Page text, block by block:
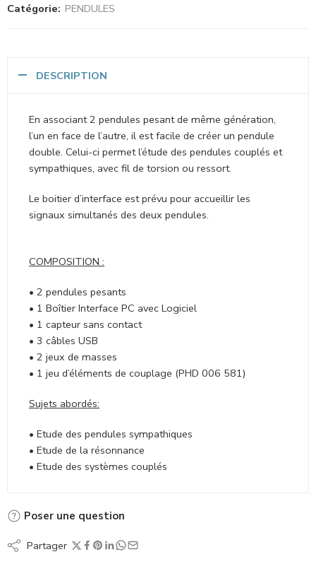
Catégorie: PENDULES
DESCRIPTION
En associant 2 pendules pesant de même génération,
l’un en face de l’autre, il est facile de créer un pendule
double. Celui-ci permet l’étude des pendules couplés et
sympathiques, avec fil de torsion ou ressort.
Le boitier d’interface est prévu pour accueillir les
signaux simultanés des deux pendules.
COMPOSITION :
• 2 pendules pesants
• 1 Boîtier Interface PC avec Logiciel
• 1 capteur sans contact
• 3 câbles USB
• 2 jeux de masses
• 1 jeu d’éléments de couplage (PHD 006 581)
Sujets abordés:
• Etude des pendules sympathiques
• Etude de la résonnance
• Etude des systèmes couplés
Poser une question
Partager